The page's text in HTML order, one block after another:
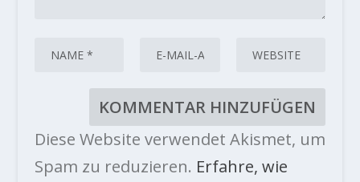
Diese Website verwendet Akismet, um
Spam zu reduzieren. Erfahre, wie